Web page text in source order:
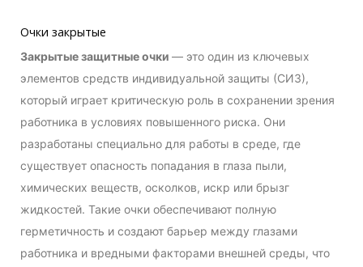
Очки закрытые
Закрытые защитные очки — это один из ключевых
элементов средств индивидуальной защиты (СИЗ),
который играет критическую роль в сохранении зрения
работника в условиях повышенного риска. Они
разработаны специально для работы в среде, где
существует опасность попадания в глаза пыли,
химических веществ, осколков, искр или брызг
жидкостей. Такие очки обеспечивают полную
герметичность и создают барьер между глазами
работника и вредными факторами внешней среды, что